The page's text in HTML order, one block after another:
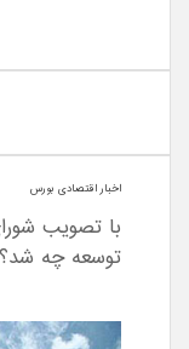
اخبار اقتصادی بورس
با تصویب
توسعه چه شد؟